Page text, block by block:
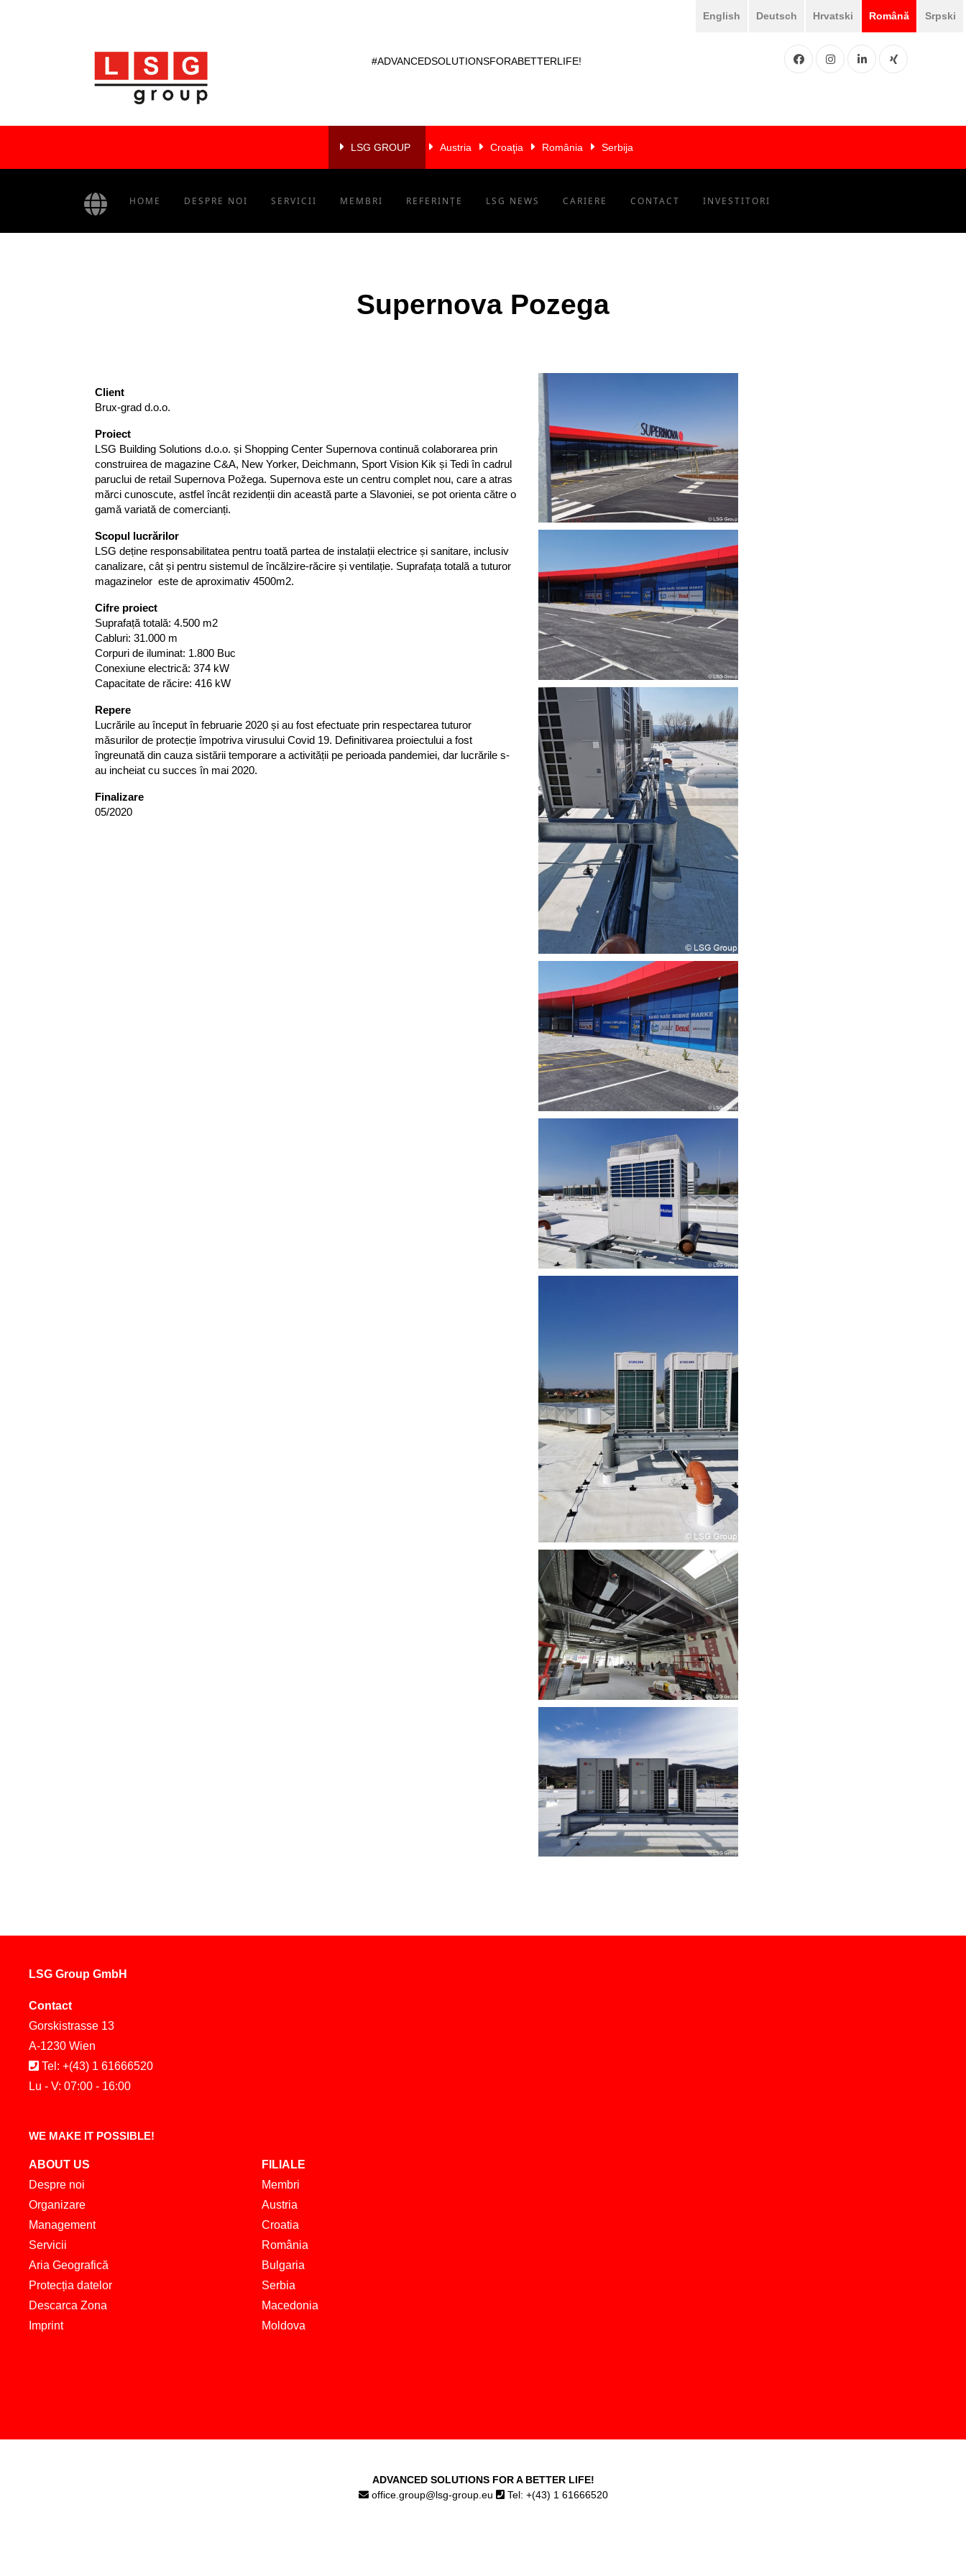
English Deutsch Hrvatski Română Srpski
#ADVANCEDSOLUTIONSFORABETTERLIFE! FacebookInstgramLinkedINXING
LSG GROUP Austria Croaţia România Serbija
HOME DESPRE NOI SERVICII MEMBRI REFERINȚE LSG NEWS CARIERE CONTACT INVESTITORI
Supernova Pozega
Client
Brux-grad d.o.o.
Proiect
LSG Building Solutions d.o.o. și Shopping Center Supernova continuă colaborarea prin
construirea de magazine C&A, New Yorker, Deichmann, Sport Vision Kik și Tedi în cadrul
paruclui de retail Supernova Požega. Supernova este un centru complet nou, care a atras
mărci cunoscute, astfel încât rezidenții din această parte a Slavoniei, se pot orienta către o
gamă variată de comercianți.
Scopul lucrărilor
LSG deține responsabilitatea pentru toată partea de instalații electrice și sanitare, inclusiv
canalizare, cât și pentru sistemul de încălzire-răcire și ventilație. Suprafața totală a tuturor
magazinelor este de aproximativ 4500m2.
Cifre proiect
Suprafață totală: 4.500 m2
Cabluri: 31.000 m
Corpuri de iluminat: 1.800 Buc
Conexiune electrică: 374 kW
Capacitate de răcire: 416 kW
Repere
Lucrările au început în februarie 2020 și au fost efectuate prin respectarea tuturor
măsurilor de protecție împotriva virusului Covid 19. Definitivarea proiectului a fost
îngreunată din cauza sistării temporare a activității pe perioada pandemiei, dar lucrările s-
au incheiat cu succes în mai 2020.
Finalizare
05/2020
LSG Group GmbH
Contact
Gorskistrasse 13
A-1230 Wien
Tel: +(43) 1 61666520
Lu - V: 07:00 - 16:00
WE MAKE IT POSSIBLE!
ABOUT US
Despre noi
Organizare
Management
Servicii
Aria Geografică
Protecția datelor
Descarca Zona
Imprint
FILIALE
Membri
Austria
Croatia
România
Bulgaria
Serbia
Macedonia
Moldova
ADVANCED SOLUTIONS FOR A BETTER LIFE!
office.group@lsg-group.eu
Tel: +(43) 1 61666520